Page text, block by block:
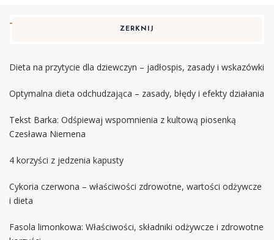
ZERKNIJ
Dieta na przytycie dla dziewczyn – jadłospis, zasady i wskazówki
Optymalna dieta odchudzająca – zasady, błędy i efekty działania
Tekst Barka: Odśpiewaj wspomnienia z kultową piosenką
Czesława Niemena
4 korzyści z jedzenia kapusty
Cykoria czerwona – właściwości zdrowotne, wartości odżywcze
i dieta
Fasola limonkowa: Właściwości, składniki odżywcze i zdrowotne